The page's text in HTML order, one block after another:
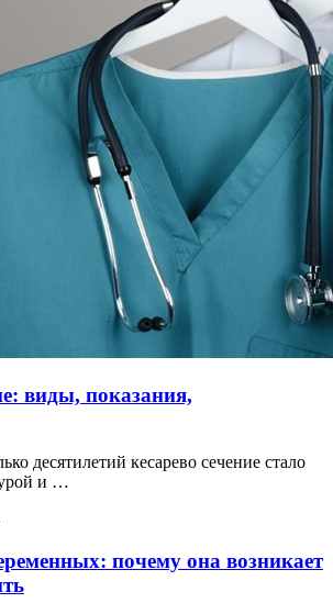
виды, показания,
десятилетий кесарево сечение стало
и …
почему она возникает